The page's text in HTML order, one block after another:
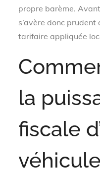
propre barème.
s’avère donc
tarifaire appliquée
la
fiscale